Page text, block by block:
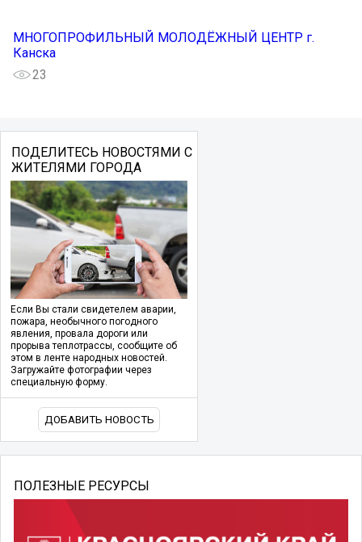
МНОГОПРОФИЛЬНЫЙ МОЛОДЁЖНЫЙ ЦЕНТР г.
Канска
23
ПОДЕЛИТЕСЬ НОВОСТЯМИ С
ЖИТЕЛЯМИ ГОРОДА
Если Вы стали свидетелем аварии,
пожара, необычного погодного
явления, провала дороги или
прорыва теплотрассы, сообщите об
этом в ленте народных новостей.
Загружайте фотографии через
специальную форму.
ДОБАВИТЬ НОВОСТЬ
ПОЛЕЗНЫЕ РЕСУРСЫ